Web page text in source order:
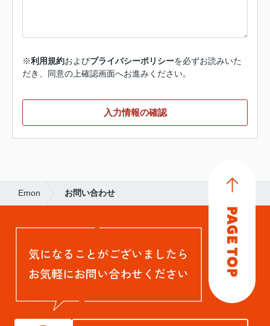
※利用規約およびプライバシーポリシーを必ずお読みいた
だき、同意の上確認画面へお進みください。
入力情報の確認
Emon お問い合わせ
気になることがございましたら
お気軽にお問い合わせください